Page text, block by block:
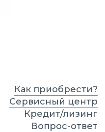
Как приобрести?
Сервисный центр
Кредит/лизинг
Вопрос-ответ